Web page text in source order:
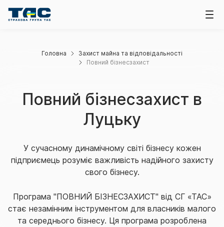
Головна
Захист майна та відповідальності
Повний бізнесзахист
Повний бізнесзахист в
Луцьку
У сучасному динамічному світі бізнесу кожен
підприємець розуміє важливість надійного захисту
свого бізнесу.
Програма "ПОВНИЙ БІЗНЕСЗАХИСТ" від СГ «ТАС»
стає незамінним інструментом для власників малого
та середнього бізнесу. Ця програма розроблена